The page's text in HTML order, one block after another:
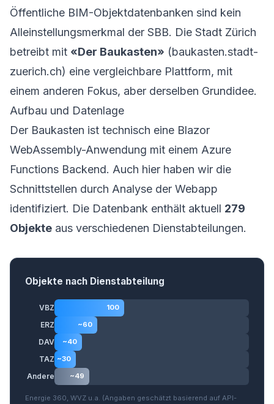
Öffentliche BIM-Objektdatenbanken sind kein
Alleinstellungsmerkmal der SBB. Die Stadt Zürich
betreibt mit «Der Baukasten» (baukasten.stadt-
zuerich.ch) eine vergleichbare Plattform, mit
einem anderen Fokus, aber derselben Grundidee.
Aufbau und Datenlage
Der Baukasten ist technisch eine Blazor
WebAssembly-Anwendung mit einem Azure
Functions Backend. Auch hier haben wir die
Schnittstellen durch Analyse der Webapp
identifiziert. Die Datenbank enthält aktuell 279
Objekte aus verschiedenen Dienstabteilungen.
Objekte nach Dienstabteilung
VBZ 100
ERZ ~60
DAV ~40
TAZ ~30
Andere ~49
Energie 360, WVZ u.a. (Angaben geschätzt basierend auf API-